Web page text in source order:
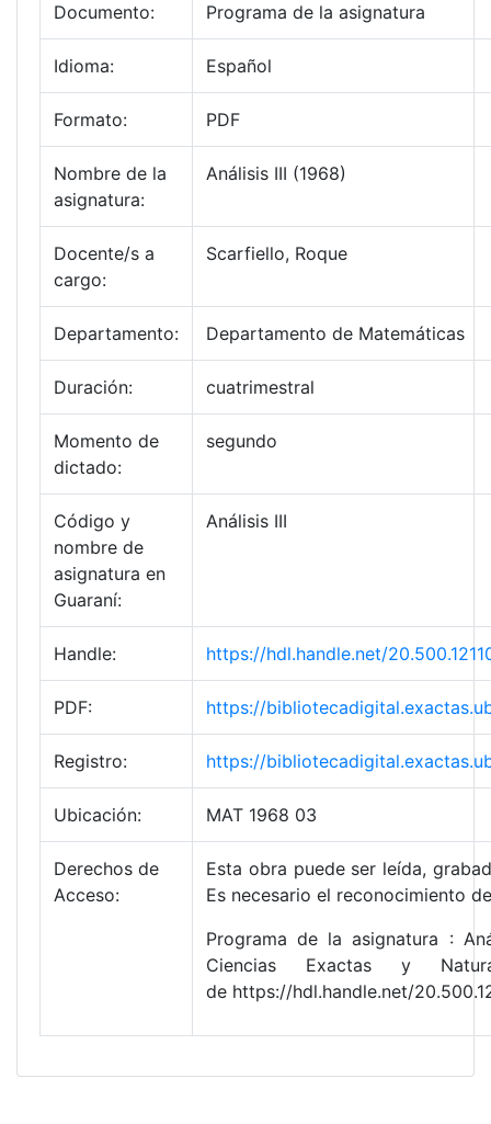
Documento: Programa de la asignatura
Idioma: Español
Formato: PDF
Nombre de la
asignatura:
Análisis III (1968)
Docente/s a
cargo:
Scarfiello, Roque
Departamento: Departamento de Matemáticas
Duración: cuatrimestral
Momento de
dictado:
segundo
Código y
nombre de
asignatura en
Guaraní:
Análisis III
Handle: https://hdl.handle.net/
PDF: https://
Registro: https://
Ubicación: MAT 1968 03
Derechos de
Acceso:
Esta obra puede ser leída,
Es necesario el reconocimiento
Programa de la asignatura :
Ciencias Exactas y
de https://hdl.handle.net/